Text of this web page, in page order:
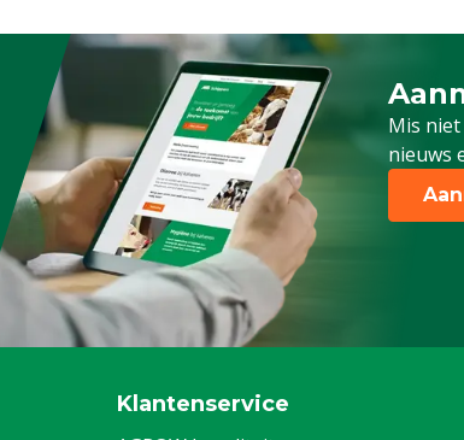
Mis
nieuws
Schrijf
Klantenservice